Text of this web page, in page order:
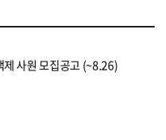
사원 모집공고 (~8.26)